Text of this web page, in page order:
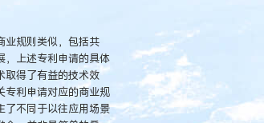
业规则类似，包括共
，上述专利申请的具体
取得了有益的技术效
专利申请对应的商业规
了不同于以往应用场景